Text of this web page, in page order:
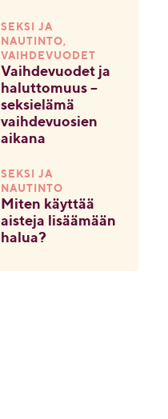
SEKSI JA
NAUTINTO,
VAIHDEVUODET
Vaihdevuodet ja
haluttomuus –
seksielämä
vaihdevuosien
aikana
SEKSI JA
NAUTINTO
Miten käyttää
aisteja lisäämään
halua?